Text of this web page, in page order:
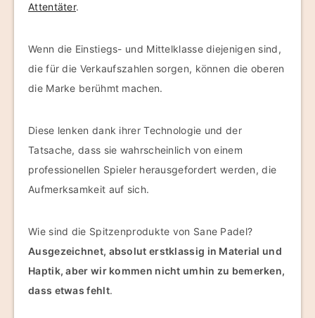
Attentäter.
Wenn die Einstiegs- und Mittelklasse diejenigen sind,
die für die Verkaufszahlen sorgen, können die oberen
die Marke berühmt machen.
Diese lenken dank ihrer Technologie und der
Tatsache, dass sie wahrscheinlich von einem
professionellen Spieler herausgefordert werden, die
Aufmerksamkeit auf sich.
Wie sind die Spitzenprodukte von Sane Padel?
Ausgezeichnet, absolut erstklassig in Material und
Haptik, aber wir kommen nicht umhin zu bemerken,
dass etwas fehlt.